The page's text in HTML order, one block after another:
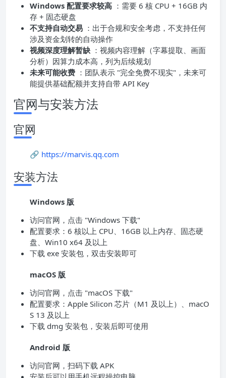
Windows 配置要求较高 ：需要 6 核 CPU + 16GB 内
存 + 固态硬盘
不支持自动交易 ：出于合规和安全考虑，不支持任何
涉及资金划转的自动操作
视频深度理解暂缺 ：视频内容理解（字幕提取、画面
分析）因算力成本高，列为后续规划
未来可能收费 ：团队表示 "完全免费不现实"，未来可
能提供基础配额并支持自带 API Key
官网与安装方法
官网
🔗 https://marvis.qq.com
安装方法
Windows 版
访问官网，点击 "Windows 下载"
配置要求：6 核以上 CPU、16GB 以上内存、固态硬
盘、Win10 x64 及以上
下载 exe 安装包，双击安装即可
macOS 版
访问官网，点击 "macOS 下载"
配置要求：Apple Silicon 芯片（M1 及以上）、macO
S 13 及以上
下载 dmg 安装包，安装后即可使用
Android 版
访问官网，扫码下载 APK